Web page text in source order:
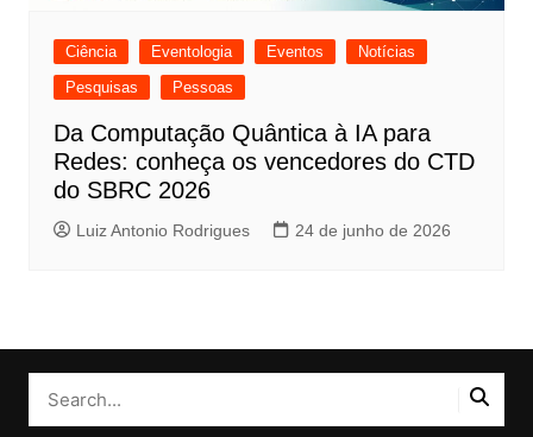
Ciência Eventologia Eventos
Notícias
Pesquisas
Pessoas
Da Computação Quântica à IA para
Redes: conheça os vencedores do CTD
do SBRC 2026
Luiz Antonio Rodrigues 24 de junho de 2026